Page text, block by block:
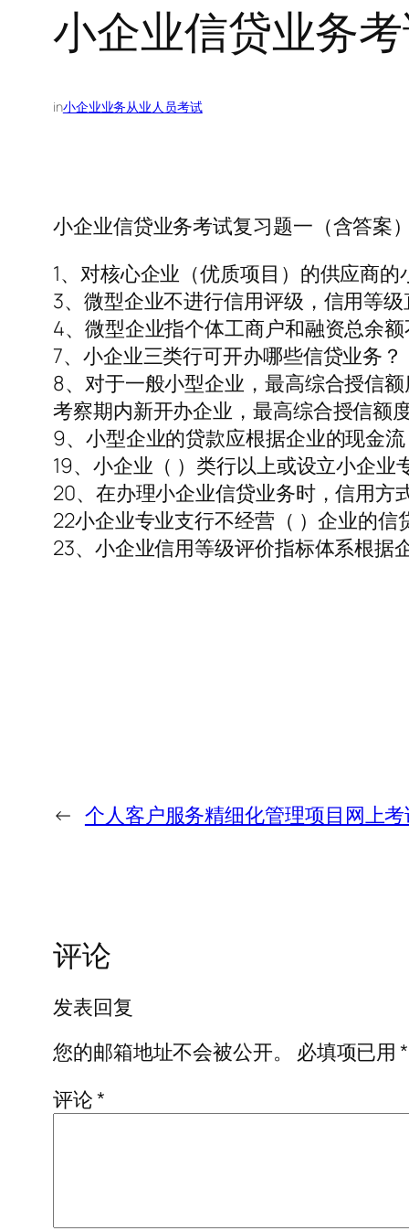
小企业信贷业务
in小企业业务从业人员考试
小企业信贷业务考试复习题一（含答案）
1、对核心企业（优质项目）的供应商
3、微型企业不进行信用评级，信用等级
4、微型企业指个体工商户和融资总余
7、小企业三类行可开办哪些信贷业务？
8、对于一般小型企业，最高综合授信
考察期内新开办企业，最高综合授信额
9、小型企业的贷款应根据企业的现金
19、小企业（ ）类行以上或设立小企业
20、在办理小企业信贷业务时，信用方
22小企业专业支行不经营（ ）企业的信
23、小企业信用等级评价指标体系根据
← 个人客户服务精细化管理项目网上
评论
发表回复
您的邮箱地址不会被公开。
必填项已用*
评论*